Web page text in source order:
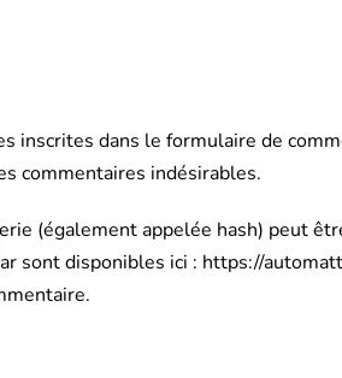
inscrites dans le formulaire de
commentaires indésirables.
(également appelée hash) peut
sont disponibles ici : https://